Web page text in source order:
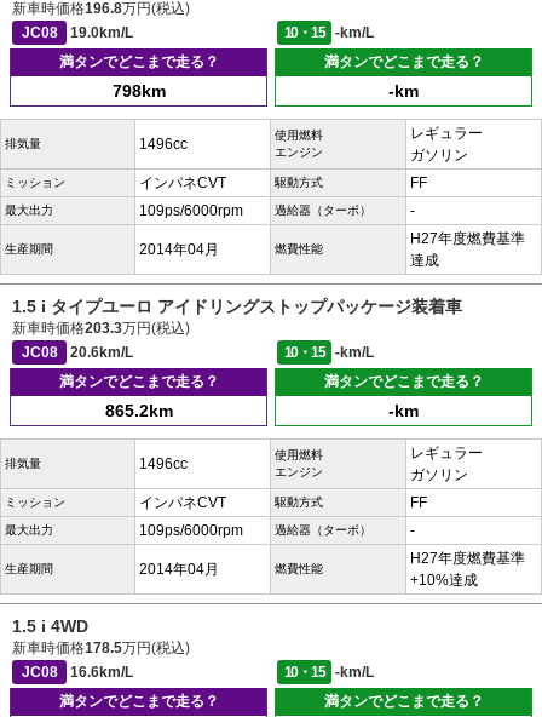
新車時価格196.8万円(税込)
JC08
19.0km/L 10・15
-km/L
満タンでどこまで走る？
798km
満タンでどこまで走る？
-km
排気量 1496cc
使用燃料
エンジン
レギュラー
ガソリン
ミッション インパネCVT 駆動方式 FF
最大出力 109ps/6000rpm 過給器（ターボ） -
生産期間 2014年04月 燃費性能
H27年度燃費基準
達成
1.5 i タイプユーロ アイドリングストップパッケージ装着車
新車時価格203.3万円(税込)
JC08
20.6km/L 10・15
-km/L
満タンでどこまで走る？
865.2km
満タンでどこまで走る？
-km
排気量 1496cc
使用燃料
エンジン
レギュラー
ガソリン
ミッション インパネCVT 駆動方式 FF
最大出力 109ps/6000rpm 過給器（ターボ） -
生産期間 2014年04月 燃費性能
H27年度燃費基準
+10%達成
1.5 i 4WD
新車時価格178.5万円(税込)
JC08
16.6km/L 10・15
-km/L
満タンでどこまで走る？
満タンでどこまで走る？